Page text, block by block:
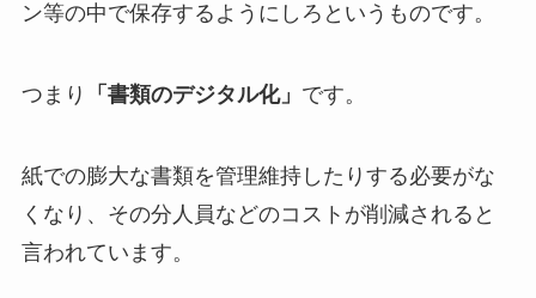
ン等の中で保存するようにしろというものです。
つまり 「書類のデジタル化」 です。
紙での膨大な書類を管理維持したりする必要がな
くなり、その分人員などのコストが削減されると
言われています。